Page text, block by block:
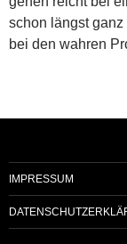
schon längst
bei den wahren
IMPRESSUM